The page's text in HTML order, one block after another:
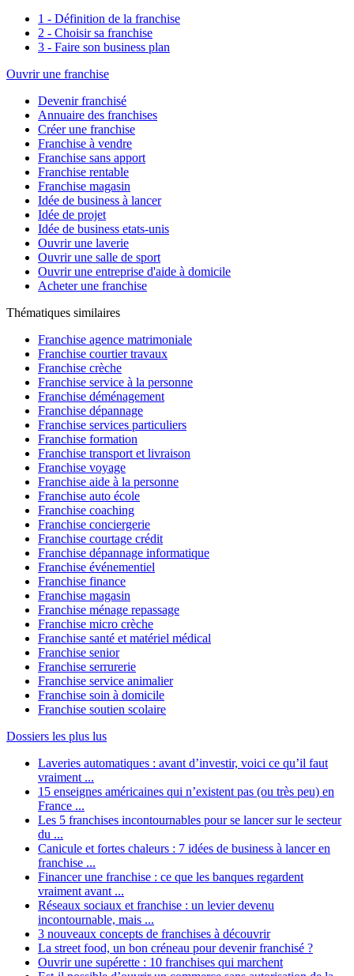
1 - Définition de la franchise
2 - Choisir sa franchise
3 - Faire son business plan
Ouvrir une franchise
Devenir franchisé
Annuaire des franchises
Créer une franchise
Franchise à vendre
Franchise sans apport
Franchise rentable
Franchise magasin
Idée de business à lancer
Idée de projet
Idée de business etats-unis
Ouvrir une laverie
Ouvrir une salle de sport
Ouvrir une entreprise d'aide à domicile
Acheter une franchise
Thématiques similaires
Franchise agence matrimoniale
Franchise courtier travaux
Franchise crèche
Franchise service à la personne
Franchise déménagement
Franchise dépannage
Franchise services particuliers
Franchise formation
Franchise transport et livraison
Franchise voyage
Franchise aide à la personne
Franchise auto école
Franchise coaching
Franchise conciergerie
Franchise courtage crédit
Franchise dépannage informatique
Franchise événementiel
Franchise finance
Franchise magasin
Franchise ménage repassage
Franchise micro crèche
Franchise santé et matériel médical
Franchise senior
Franchise serrurerie
Franchise service animalier
Franchise soin à domicile
Franchise soutien scolaire
Dossiers les plus lus
Laveries automatiques : avant d’investir, voici ce qu’il faut
vraiment ...
15 enseignes américaines qui n’existent pas (ou très peu) en
France ...
Les 5 franchises incontournables pour se lancer sur le secteur
du ...
Canicule et fortes chaleurs : 7 idées de business à lancer en
franchise ...
Financer une franchise : ce que les banques regardent
vraiment avant ...
Réseaux sociaux et franchise : un levier devenu
incontournable, mais ...
3 nouveaux concepts de franchises à découvrir
La street food, un bon créneau pour devenir franchisé ?
Ouvrir une supérette : 10 franchises qui marchent